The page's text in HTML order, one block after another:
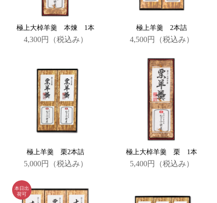
極上大棹羊羹 本煉 1本
4,300円 （税込み）
極上羊羹 2本詰
4,500円 （税込み）
極上羊羹 栗2本詰
5,000円 （税込み）
極上大棹羊羹 栗 1本
5,400円 （税込み）